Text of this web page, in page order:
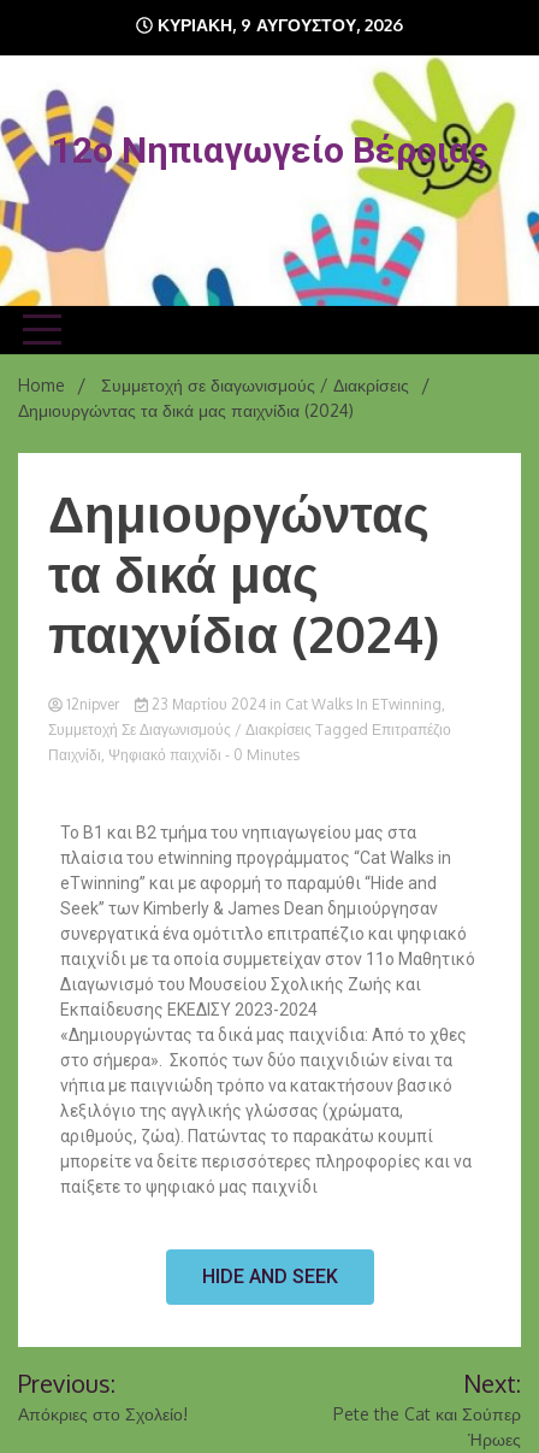
ΚΥΡΙΑΚΉ, 9 ΑΥΓΟΎΣΤΟΥ, 2026
12o Νηπιαγωγείο Βέροιας
Home
Συμμετοχή σε διαγωνισμούς / Διακρίσεις
Δημιουργώντας τα δικά μας παιχνίδια (2024)
Δημιουργώντας
τα δικά μας
παιχνίδια (2024)
12nipver 23 Μαρτίου 2024 in Cat Walks In ETwinning,
Συμμετοχή Σε Διαγωνισμούς / Διακρίσεις Tagged Επιτραπέζιο
Παιχνίδι, Ψηφιακό παιχνίδι - 0 Minutes
Το Β1 και Β2 τμήμα του νηπιαγωγείου μας στα
πλαίσια του etwinning προγράμματος “Cat Walks in
eTwinning” και με αφορμή το παραμύθι “Hide and
Seek” των Kimberly & James Dean δημιούργησαν
συνεργατικά ένα ομότιτλο επιτραπέζιο και ψηφιακό
παιχνίδι με τα οποία συμμετείχαν στον 11ο Μαθητικό
Διαγωνισμό του Μουσείου Σχολικής Ζωής και
Εκπαίδευσης ΕΚΕΔΙΣΥ 2023-2024
«Δημιουργώντας τα δικά μας παιχνίδια: Από το χθες
στο σήμερα». Σκοπός των δύο παιχνιδιών είναι τα
νήπια με παιγνιώδη τρόπο να κατακτήσουν βασικό
λεξιλόγιο της αγγλικής γλώσσας (χρώματα,
αριθμούς, ζώα). Πατώντας το παρακάτω κουμπί
μπορείτε να δείτε περισσότερες πληροφορίες και να
παίξετε το ψηφιακό μας παιχνίδι
HIDE AND SEEK
Previous:
Απόκριες στο Σχολείο!
Next:
Pete the Cat και Σούπερ
Ήρωες